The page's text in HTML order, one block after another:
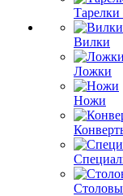
Тарелки
Вилки
Ложки
Ножи